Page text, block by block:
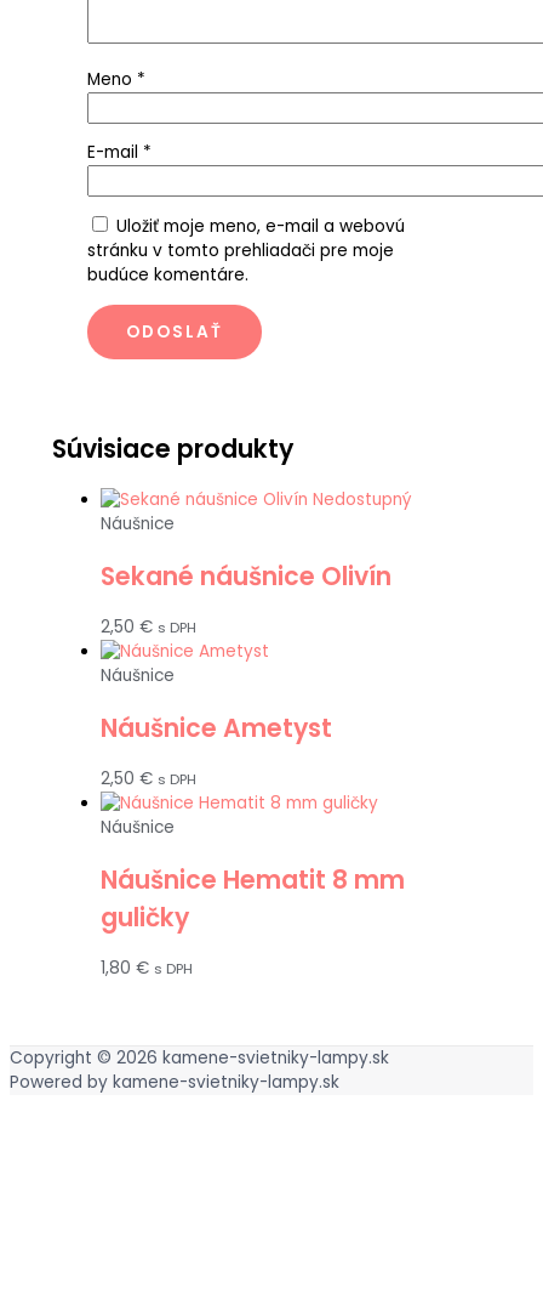
Meno *
E-mail *
Uložiť moje meno, e-mail a webovú
stránku v tomto prehliadači pre moje
budúce komentáre.
Súvisiace produkty
Nedostupný
Náušnice
Sekané náušnice Olivín
2,50 € s DPH
Náušnice
Náušnice Ametyst
2,50 € s DPH
Náušnice
Náušnice Hematit 8 mm
guličky
1,80 € s DPH
Copyright © 2026 kamene-svietniky-lampy.sk
Powered by kamene-svietniky-lampy.sk